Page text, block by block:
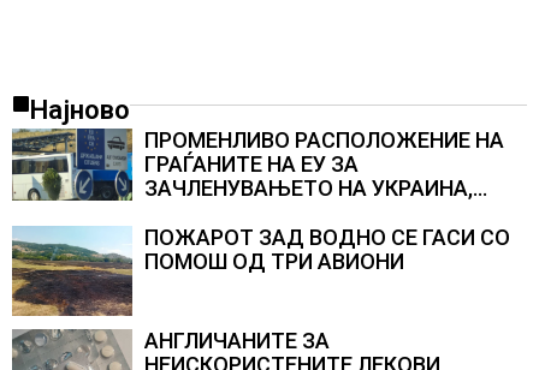
Најново
ПРОМЕНЛИВО РАСПОЛОЖЕНИЕ НА
ГРАЃАНИТЕ НА ЕУ ЗА
ЗАЧЛЕНУВАЊЕТО НА УКРАИНА,
Полска, Франција и Германија
ПОЖАРОТ ЗАД ВОДНО СЕ ГАСИ СО
ПОМОШ ОД ТРИ АВИОНИ
АНГЛИЧАНИТЕ ЗА
НЕИСКОРИСТЕНИТЕ ЛЕКОВИ